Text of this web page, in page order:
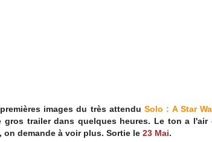
images du très attendu Solo : A Star
gros trailer dans quelques heures. Le ton a l'air
on demande à voir plus. Sortie le 23 Mai.